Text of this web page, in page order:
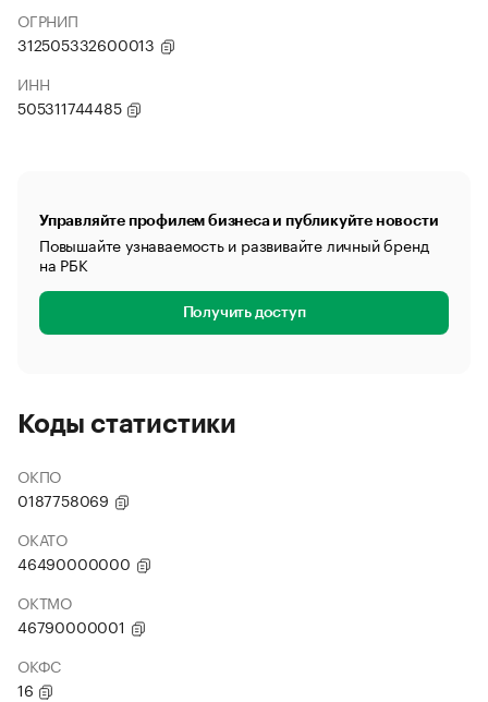
ОГРНИП
312505332600013
ИНН
505311744485
Управляйте профилем бизнеса и публикуйте новости
Повышайте узнаваемость и развивайте личный бренд
на РБК
Получить доступ
Коды статистики
ОКПО
0187758069
ОКАТО
46490000000
ОКТМО
46790000001
ОКФС
16